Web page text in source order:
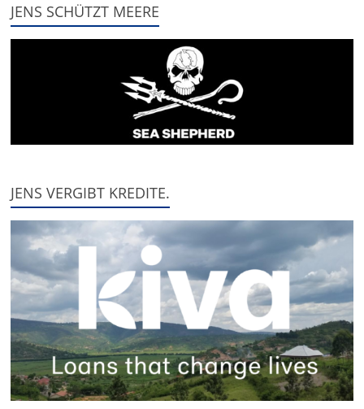
JENS SCHÜTZT MEERE
JENS VERGIBT KREDITE.